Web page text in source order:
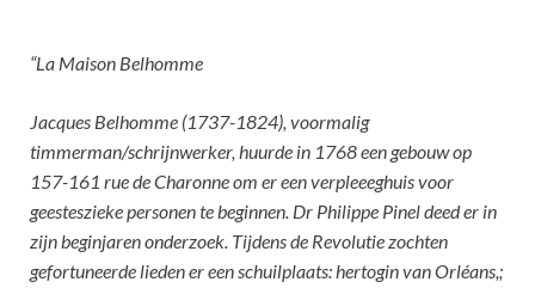
“La Maison Belhomme
Jacques Belhomme (1737-1824), voormalig
timmerman/schrijnwerker, huurde in 1768 een gebouw op
157-161 rue de Charonne om er een verpleeeghuis voor
geesteszieke personen te beginnen. Dr Philippe Pinel deed er in
zijn beginjaren onderzoek. Tijdens de Revolutie zochten
gefortuneerde lieden er een schuilplaats: hertogin van Orléans,;